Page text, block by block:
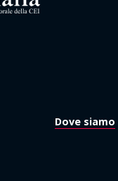
Dove siamo